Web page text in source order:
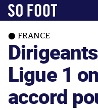
FRANCE
Ligue 1
accord